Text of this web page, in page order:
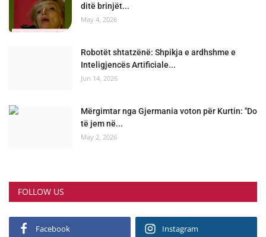
ditë brinjët...
May 4, 2026
Robotët shtatzënë: Shpikja e ardhshme e
Inteligjencës Artificiale...
Jun 14, 2026
Mërgimtar nga Gjermania voton për Kurtin: "Do
të jem në...
May 2, 2026
FOLLOW US
Facebook Instagram